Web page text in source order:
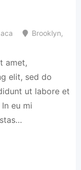
Brooklyn,
amet,
elit, sed do
ut labore et
eu mi